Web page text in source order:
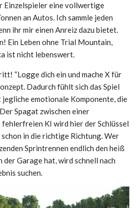
Einzelspieler eine vollwertige
an Autos. Ich sammle jeden
ihr mir einen Anreiz dazu bietet.
Ein Leben ohne Trial Mountain,
ist nicht lebenswert.
“Logge dich ein und mache X für
Dadurch fühlt sich das Spiel
emotionale Komponente, die
Spagat zwischen einer
KI wird hier der Schlüssel
in die richtige Richtung. Wer
Sprintrennen endlich den heiß
Garage hat, wird schnell nach
suchen.